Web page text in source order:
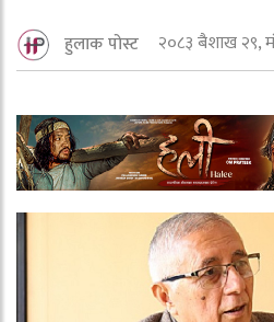
हुलाक पोस्ट २०८३ बैशाख २९,